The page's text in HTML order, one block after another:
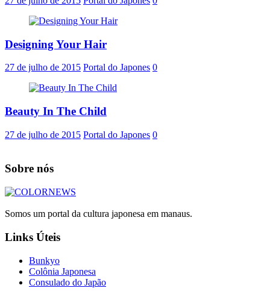
Designing Your Hair
27 de julho de 2015 Portal do Japones 0
Beauty In The Child
27 de julho de 2015 Portal do Japones 0
Sobre nós
Somos um portal da cultura japonesa em manaus.
Links Úteis
Bunkyo
Colônia Japonesa
Consulado do Japão